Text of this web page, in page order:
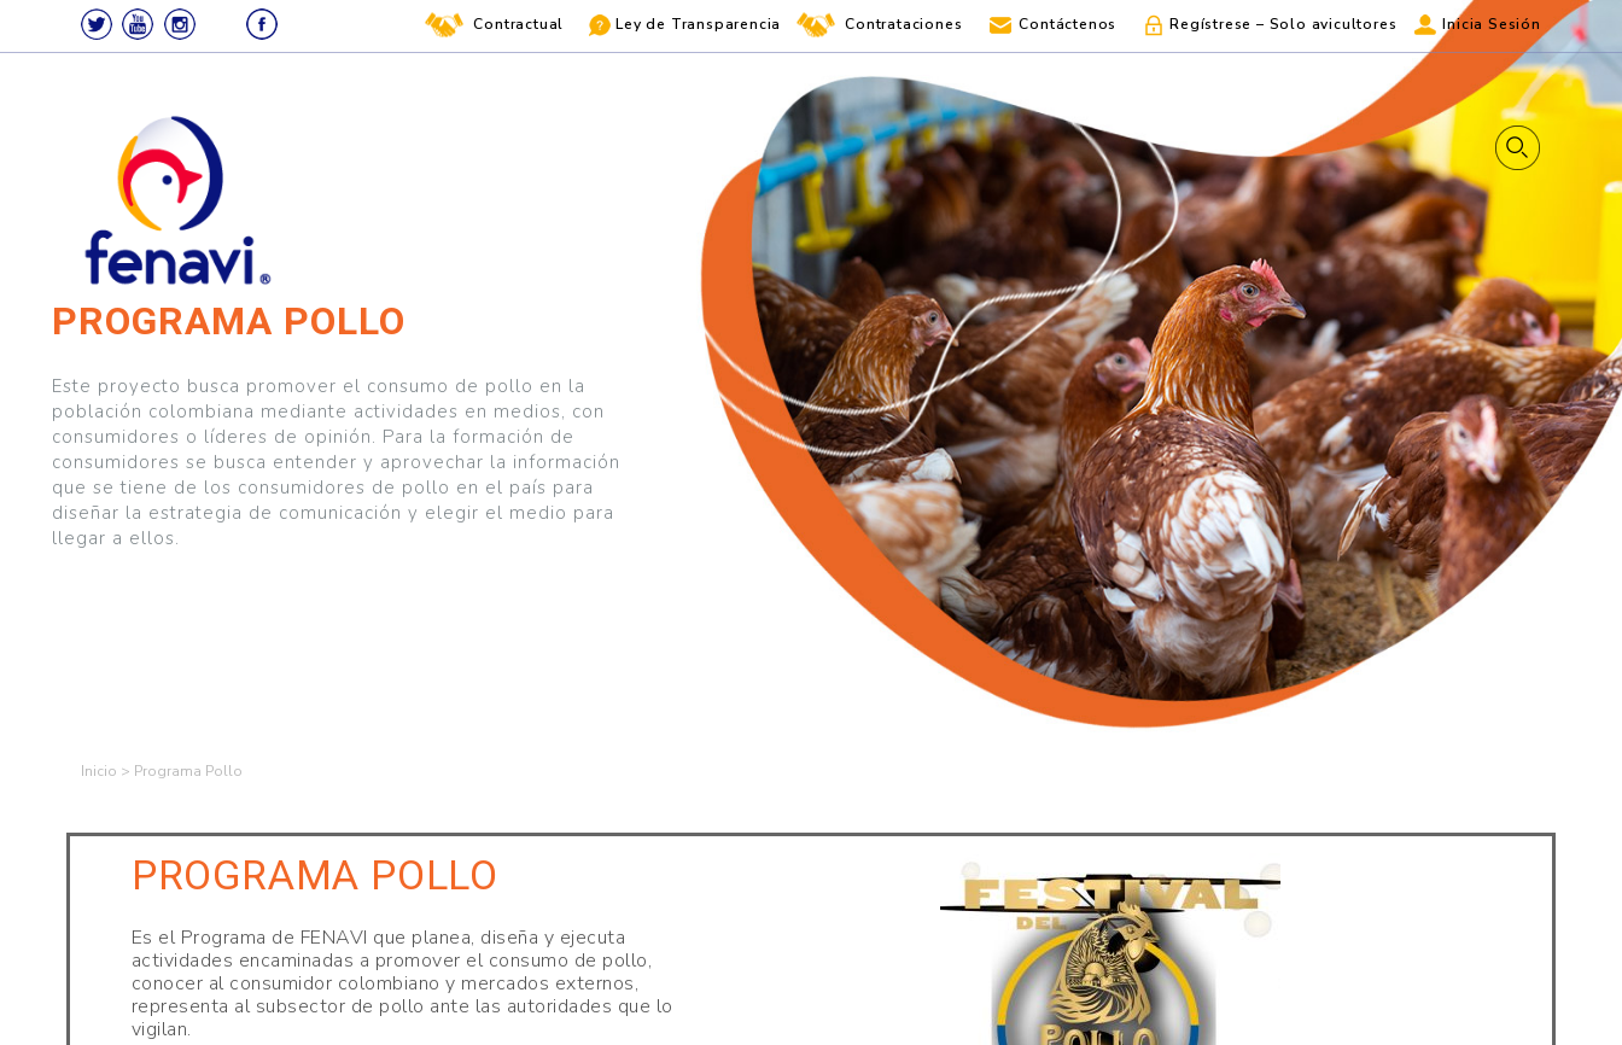
PROGRAMA POLLO
Este proyecto busca promover el consumo de pollo en la
población colombiana mediante actividades en medios, con
consumidores o líderes de opinión. Para la formación de
consumidores se busca entender y aprovechar la información
que se tiene de los consumidores de pollo en el país para
diseñar la estrategia de comunicación y elegir el medio para
llegar a ellos.
Contractual Ley de Transparencia Contrataciones Contáctenos Regístrese – Solo avicultores Inicia Sesión
FENAVI –
FEDERACIÓN
NACIONAL
DE
AVICULTORES
Federación Nacional de
> Programa Pollo
PROGRAMA POLLO
Es el Programa de FENAVI que planea, diseña y ejecuta
actividades encaminadas a promover el consumo de pollo,
conocer al consumidor colombiano y mercados externos,
representa al subsector de pollo ante las autoridades que lo
vigilan.